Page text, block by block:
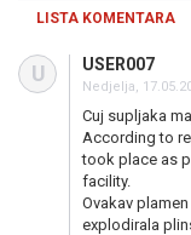
LISTA KOMENTARA
U USER007
Nedjelja,
Cuj supljaka
According to
took place as
facility.
Ovakav
explodirala